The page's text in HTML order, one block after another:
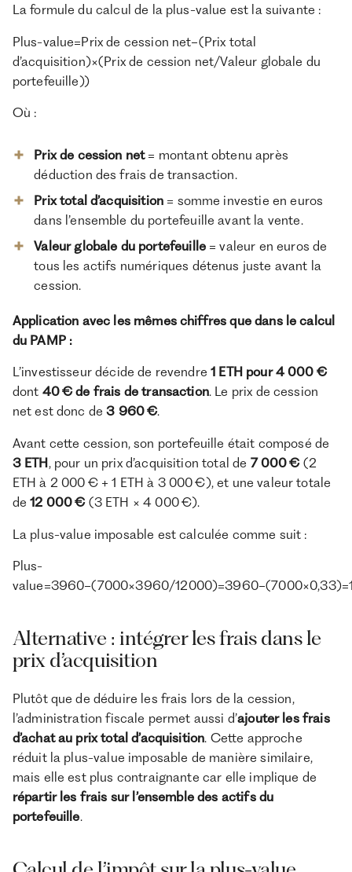
La formule du calcul de la plus-value est la suivante :
Plus-value=Prix de cession net−(Prix total
d’acquisition)×(Prix de cession net/Valeur globale du
portefeuille))
Où :
Prix de cession net= montant obtenu après
déduction des frais de transaction.
Prix total d’acquisition = somme investie en euros
dans l’ensemble du portefeuille avant la vente.
Valeur globale du portefeuille = valeur en euros de
tous les actifs numériques détenus juste avant la
cession.
Application avec les mêmes chiffres que dans le calcul
du PAMP :
L’investisseur décide de revendre1 ETH pour 4 000 €
dont 40 € de frais de transaction. Le prix de cession
net est donc de3 960 €.
Avant cette cession, son portefeuille était composé de
3 ETH, pour un prix d’acquisition total de 7 000 €(2
ETH à 2 000 € + 1 ETH à 3 000 €), et une valeur totale
de12 000 €(3 ETH × 4 000 €).
La plus-value imposable est calculée comme suit :
Plus-
value=3960−(7000×3960/
Alternative : intégrer les frais dans le
prix d’acquisition
Plutôt que de déduire les frais lors de la cession,
l’administration fiscale permet aussi d’ajouter les frais
d’achat au prix total d’acquisition. Cette approche
réduit la plus-value imposable de manière similaire,
mais elle est plus contraignante car elle implique de
répartir les frais sur l’ensemble des actifs du
portefeuille.